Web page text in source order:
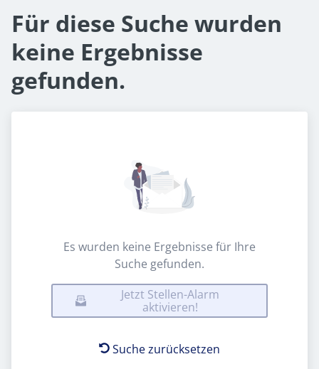
Für diese Suche wurden
keine Ergebnisse
gefunden.
Es wurden keine Ergebnisse für Ihre
Suche gefunden.
Jetzt Stellen-Alarm
aktivieren!
Suche zurücksetzen